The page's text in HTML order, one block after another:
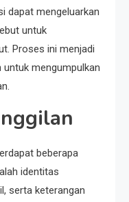
dapat mengeluarkan
untuk
Proses ini menjadi
untuk mengumpulkan
beberapa
identitas
serta keterangan